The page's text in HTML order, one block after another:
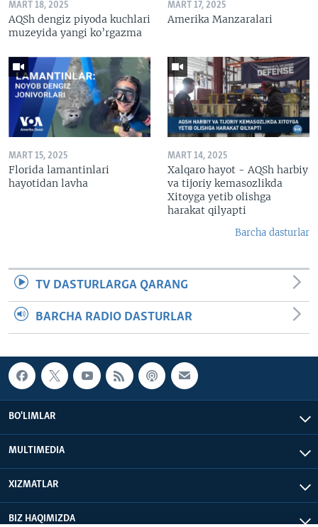
MART 18, 2025
AQSh dengiz piyoda kuchlari
muzeyida yangi ko’rgazma
MART 17, 2025
Amerika Manzaralari
MART 15, 2025
Florida lamantinlari
hayotidan lavha
MART 14, 2025
Xalqaro hayot - AQSh harbiy
va tijoriy kemasozlikda
Xitoyga yetib olishga
harakat qilyapti
Barcha dasturlar
TV DASTURLARGA QARANG
BARCHA RADIO DASTURLAR
BO'LIMLAR
MULTIMEDIA
XIZMATLAR
BIZ HAQIMIZDA